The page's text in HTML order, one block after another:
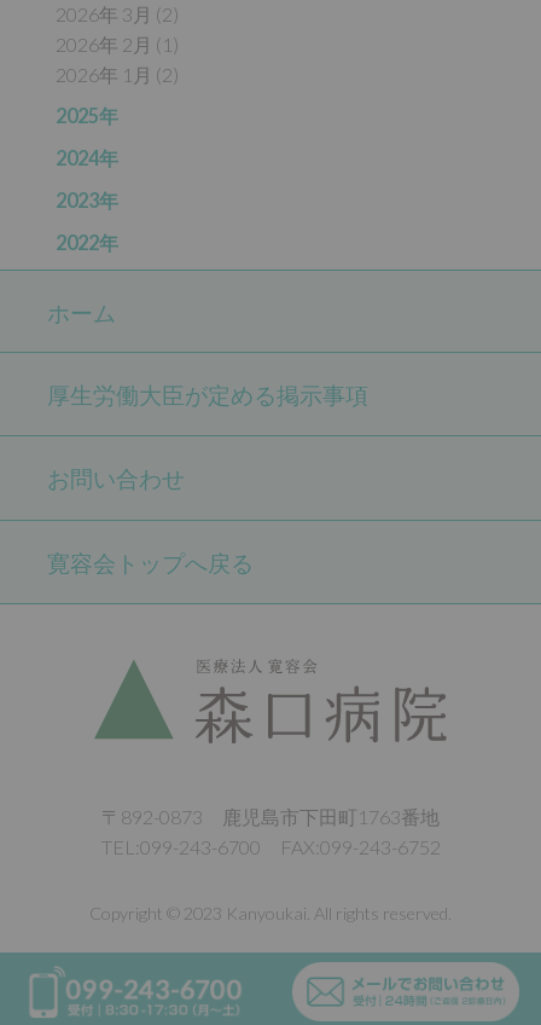
2026年 3月 (2)
2026年 2月 (1)
2026年 1月 (2)
2025年
2024年
2023年
2022年
ホーム
厚生労働大臣が定める掲示事項
お問い合わせ
寛容会トップへ戻る
〒892-0873 鹿児島市下田町1763番地
TEL:099-243-6700 FAX:099-243-6752
Copyright © 2023 Kanyoukai. All rights reserved.